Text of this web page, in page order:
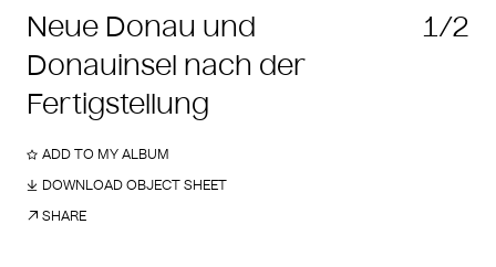
Neue Donau und
Donauinsel nach der
Fertigstellung
1/2
ADD TO MY ALBUM
DOWNLOAD OBJECT SHEET
SHARE